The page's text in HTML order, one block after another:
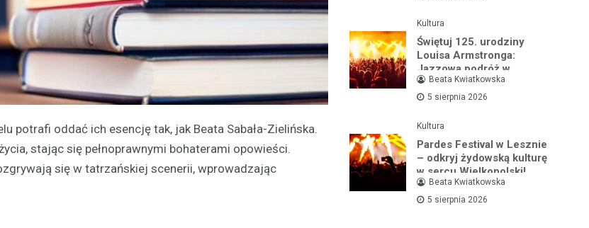
potrafi oddać ich esencję tak, jak Beata Sabała-Zielińska.
stając się pełnoprawnymi bohaterami opowieści.
się w tatrzańskiej scenerii, wprowadzając
Kultura
Świętuj 125. urodziny
Louisa Armstronga:
Jazzowa podróż w
Bibliotece Jazzu
Beata Kwiatkowska
5 sierpnia 2026
Kultura
Pardes Festival w Lesznie
– odkryj żydowską kulturę
w sercu Wielkopolski!
Beata Kwiatkowska
5 sierpnia 2026